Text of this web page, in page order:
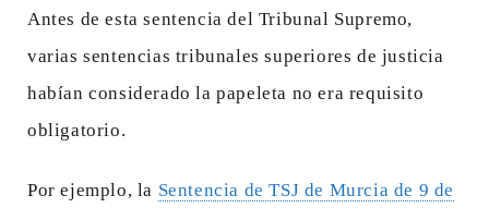
Antes de esta sentencia del Tribunal Supremo,
varias sentencias tribunales superiores de justicia
habían considerado la papeleta no era requisito
obligatorio.
Por ejemplo, la Sentencia de TSJ de Murcia de 9 de